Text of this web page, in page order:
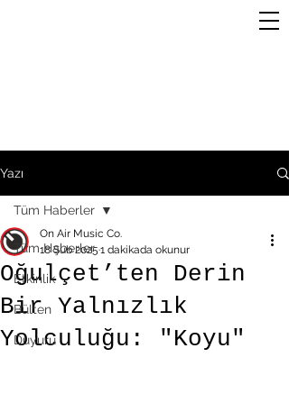
Yazı
Tüm Haberler
Etkinlik
Bülten
Duyuru
Tüm Haberler
Oğulçet’ten Derin
Bir Yalnızlık
Yolculuğu: "Koyu"
On Air Music Co.
18 Şub 2025 1 dakikada okunur